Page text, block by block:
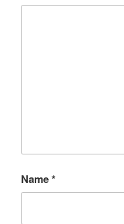
Name*